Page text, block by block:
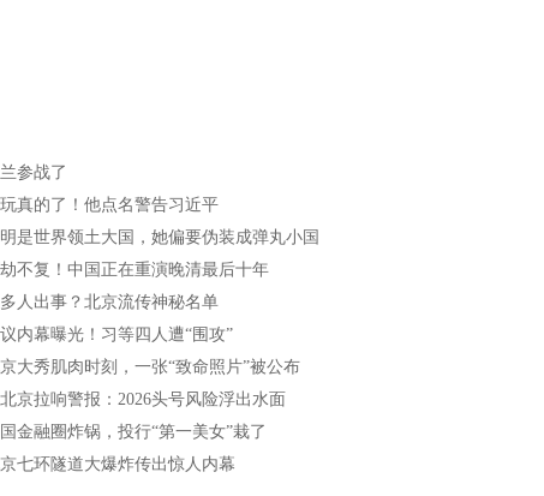
参战了
真的了！他点名警告习近平
是世界领土大国，她偏要伪装成弹丸小国
不复！中国正在重演晚清最后十年
人出事？北京流传神秘名单
内幕曝光！习等四人遭“围攻”
大秀肌肉时刻，一张“致命照片”被公布
京拉响警报：2026头号风险浮出水面
金融圈炸锅，投行“第一美女”栽了
七环隧道大爆炸传出惊人内幕